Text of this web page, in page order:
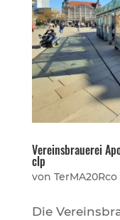
Vereinsbrauerei
clp
von TerMA20Rco|
Die